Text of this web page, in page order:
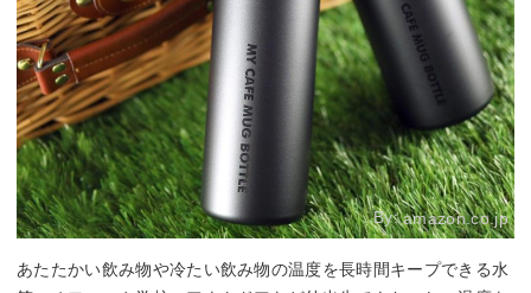
By:amazon.co.jp
あたたかい飲み物や冷たい飲み物の温度を長時間キープできる水